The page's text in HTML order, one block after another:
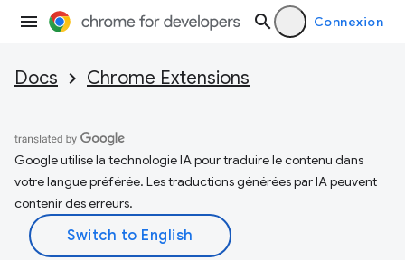
Connexion
Docs Chrome Extensions
Google utilise la technologie IA pour traduire le contenu dans
votre langue préférée. Les traductions générées par IA peuvent
contenir des erreurs.